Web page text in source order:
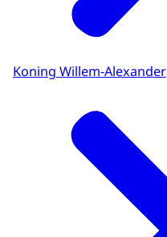
Koning Willem-Alexander